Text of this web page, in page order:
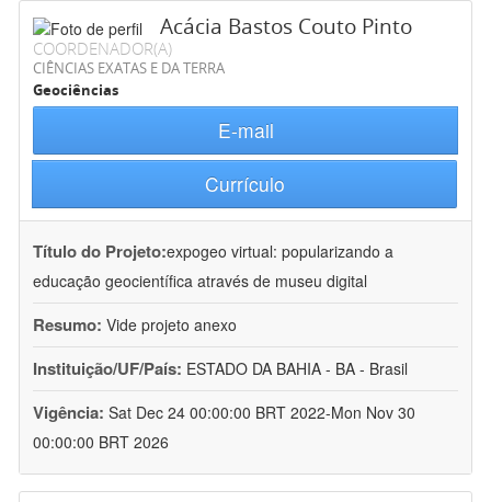
Acácia Bastos Couto Pinto
COORDENADOR(A)
CIÊNCIAS EXATAS E DA TERRA
Geociências
E-mail
Currículo
Título do Projeto:expogeo virtual: popularizando a
educação geocientífica através de museu digital
Resumo: Vide projeto anexo
Instituição/UF/País: ESTADO DA BAHIA - BA - Brasil
Vigência: Sat Dec 24 00:00:00 BRT 2022-Mon Nov 30
00:00:00 BRT 2026